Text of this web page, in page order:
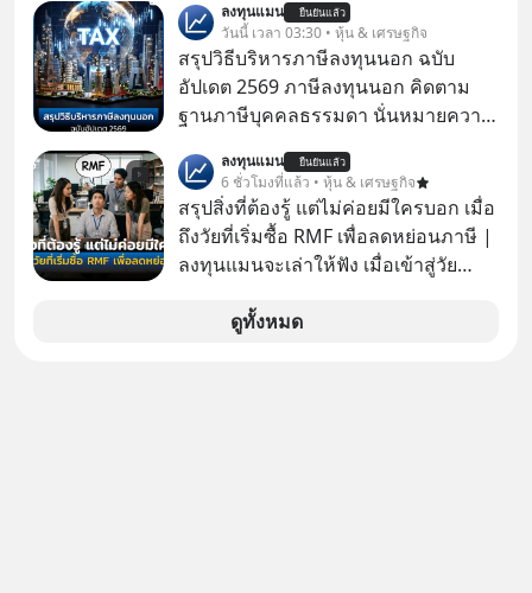
เรื่องจ้อจี้ หาคำตอบได้ที่ “ป้าเก๋าเล่ากล
โกง” EP4 ตอน “เขาบอกว่าจะได้เงิน
คืน” #ป้าเก๋าเล่ากลโกง #แก้เกมกลโกง
#อยู่อย่างยั่งยืน #Cybersecurity #เตือน
ภัยออนไลน์
ลงทุนแมน ยืนยันแล้ว
วันนี้ เวลา 03:30 • หุ้น & เศรษฐกิจ
สรุปวิธีบริหารภาษีลงทุนนอก ฉบับ
อัปเดต 2569 ภาษีลงทุนนอก คิดตาม
ฐานภาษีบุคคลธรรมดา นั่นหมายความ
ลงทุนแมน ยืนยันแล้ว
6 ชั่วโมงที่แล้ว • หุ้น & เศรษฐกิจ
สรุปสิ่งที่ต้องรู้ แต่ไม่ค่อยมีใครบอก เมื่อ
ถึงวัยที่เริ่มซื้อ RMF เพื่อลดหย่อนภาษี |
ลงทุนแมนจะเล่าให้ฟัง เมื่อเข้าสู่วัย
ดูทั้งหมด